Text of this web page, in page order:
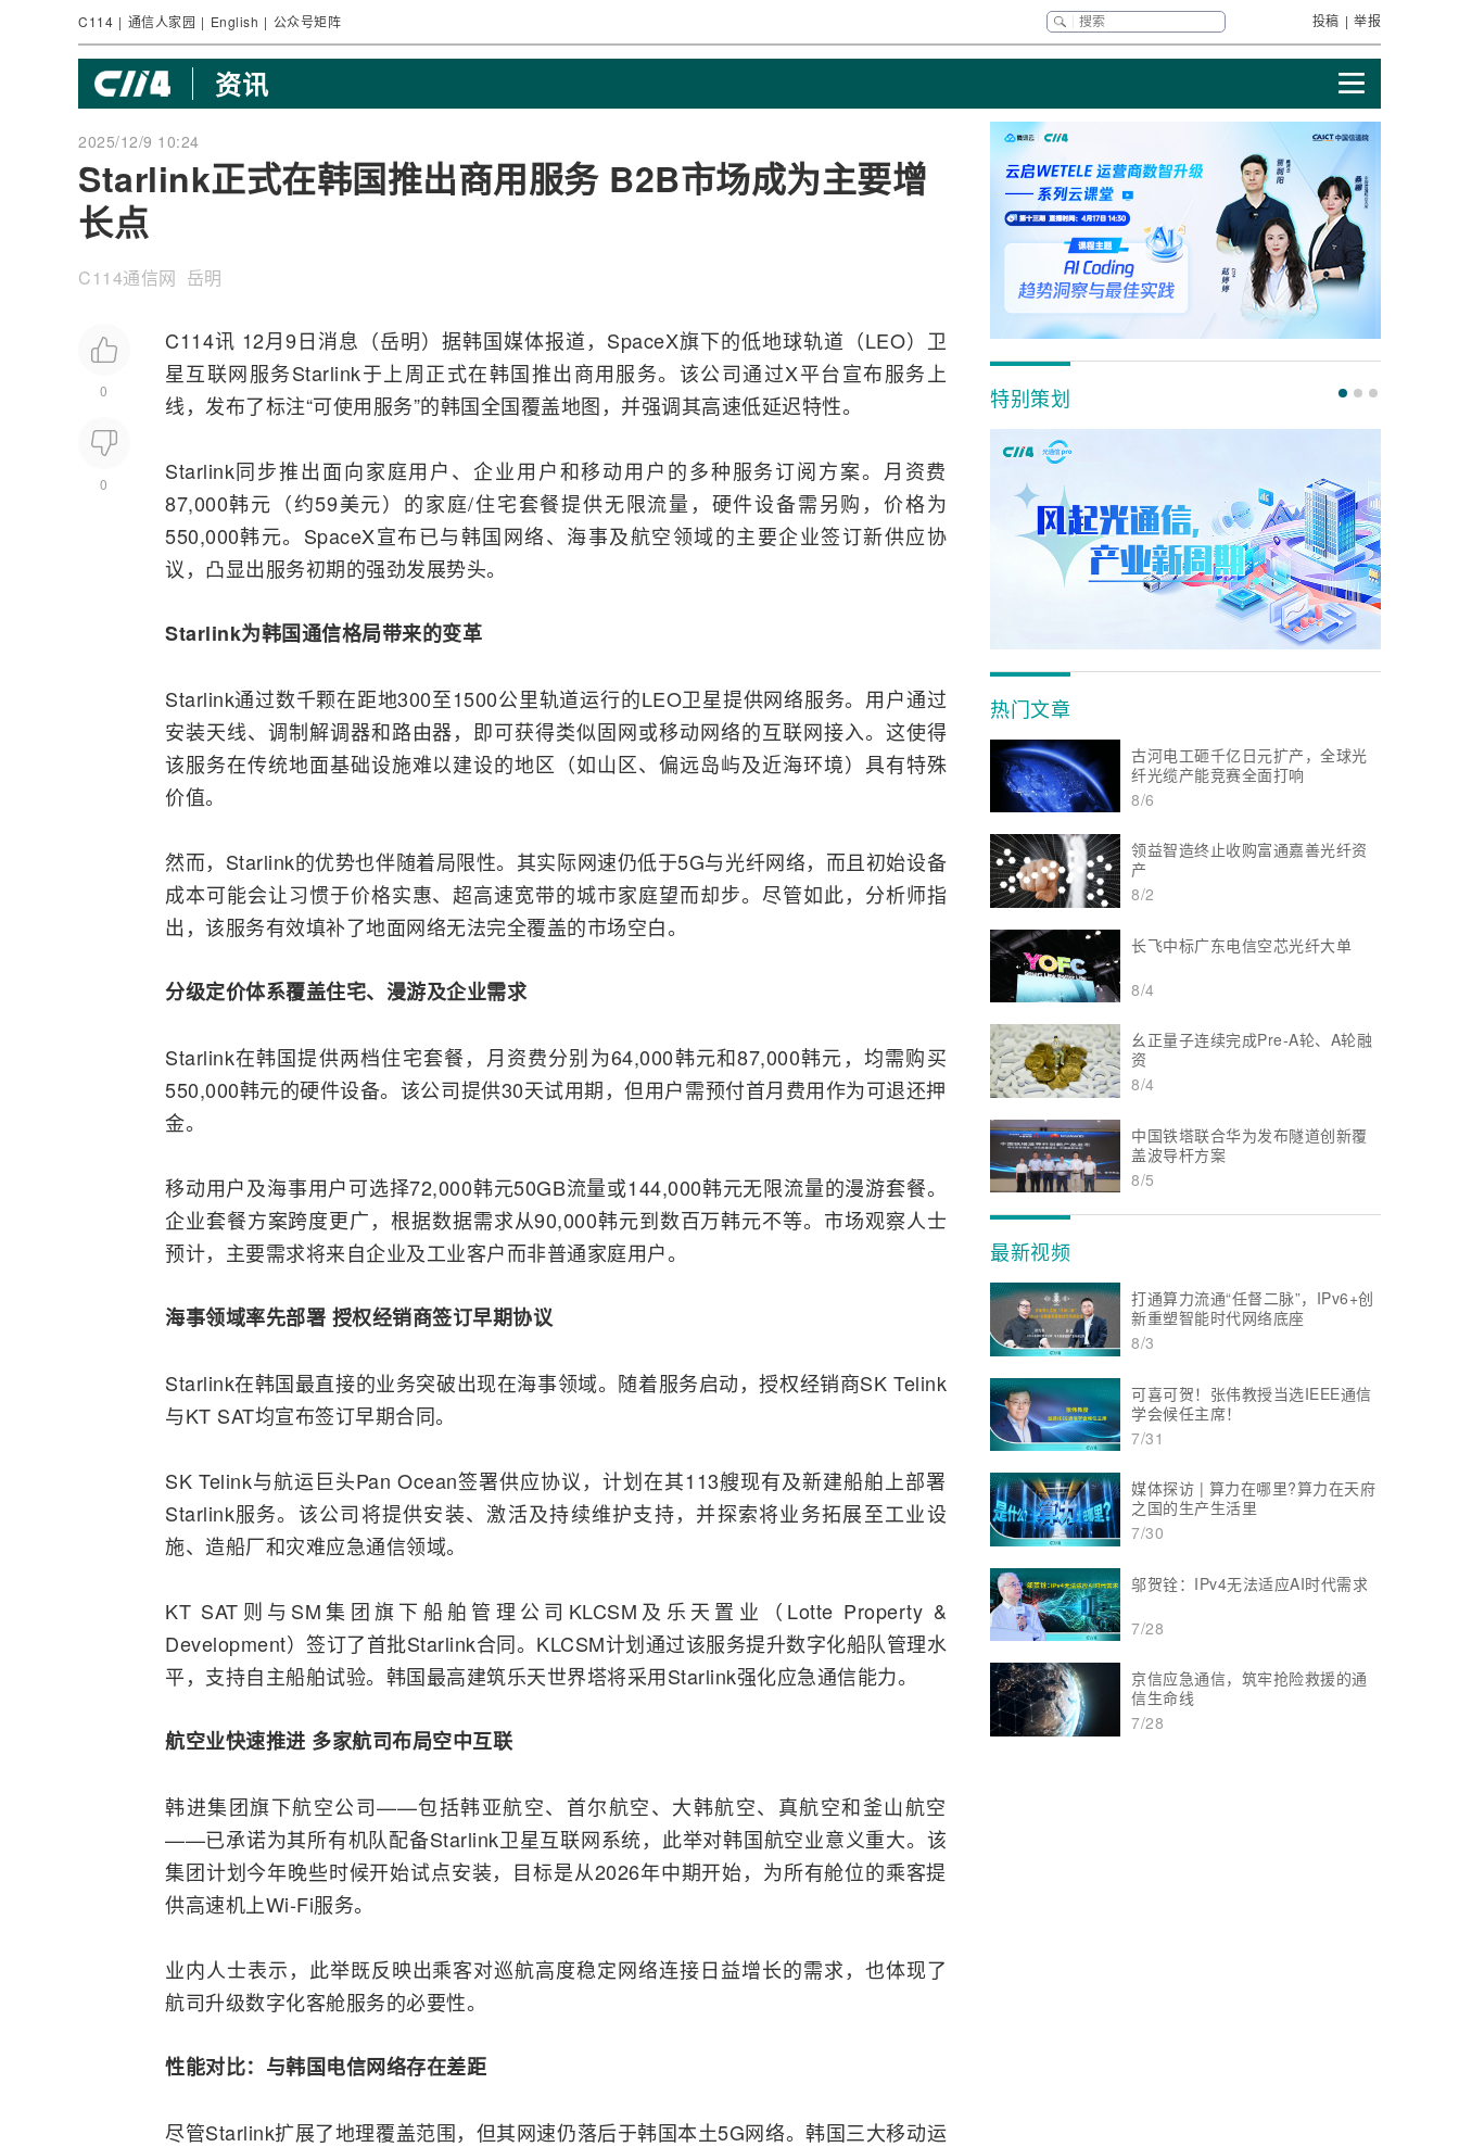
C114 | 通信人家园 | English | 公众号矩阵 投稿 | 举报
资讯
2025/12/9 10:24
Starlink正式在韩国推出商用服务 B2B市场成为主要增
长点
C114通信网 岳明
0
0
C114讯 12月9日消息（岳明）据韩国媒体报道， SpaceX旗下的低地球轨道（LEO） 卫
星互联网服务Starlink于上周正式在韩国推出商用服务。该公司通过X平台宣布服务上
线，发布了标注“可使用服务”的韩国全国覆盖地图，并强调其高速低延迟特性。
Starlink同步推出面向家庭用户、企业用户和移动用户的多种服务订阅方案。月资费
87,000韩元（约59美元）的家庭/住宅套餐提供无限流量，硬件设备需另购，价格为
550,000韩元。SpaceX宣布已与韩国网络、海事及航空领域的主要企业签订新供应协
议，凸显出服务初期的强劲发展势头。
Starlink为韩国通信格局带来的变革
Starlink通过数千颗在距地300至1500公里轨道运行的LEO卫星提供网络服务。用户通过
安装天线、调制解调器和路由器，即可获得类似固网或移动网络的互联网接入。这使得
该服务在传统地面基础设施难以建设的地区（如山区、偏远岛屿及近海环境）具有特殊
价值。
然而，Starlink的优势也伴随着局限性。其实际网速仍低于5G与光纤网络，而且初始设备
成本可能会让习惯于价格实惠、超高速宽带的城市家庭望而却步。尽管如此，分析师指
出，该服务有效填补了地面网络无法完全覆盖的市场空白。
分级定价体系覆盖住宅、 漫游及企业需求
Starlink在韩国提供两档住宅套餐，月资费分别为64,000韩元和87,000韩元，均需购买
550,000韩元的硬件设备。该公司提供30天试用期，但用户需预付首月费用作为可退还押
金。
移动用户及海事用户可选择72,000韩元50GB流量或144,000韩元无限流量的漫游套餐。
企业套餐方案跨度更广，根据数据需求从90,000韩元到数百万韩元不等。市场观察人士
预计，主要需求将来自企业及工业客户而非普通家庭用户。
海事领域率先部署 授权经销商签订早期协议
Starlink在韩国最直接的业务突破出现在海事领域。随着服务启动，授权经销商SK Telink
与KT SAT均宣布签订早期合同。
SK Telink与航运巨头Pan Ocean签署供应协议，计划在其113艘现有及新建船舶上部署
Starlink服务。该公司将提供安装、激活及持续维护支持，并探索将业务拓展至工业设
施、造船厂和灾难应急通信领域。
KT SAT则与SM集团旗下船舶管理公司KLCSM及乐天置业（Lotte Property &
Development）签订了首批Starlink合同。KLCSM计划通过该服务提升数字化船队管理水
平，支持自主船舶试验。韩国最高建筑乐天世界塔将采用Starlink强化应急通信能力。
航空业快速推进 多家航司布局空中互联
韩进集团旗下航空公司——包括韩亚航空、首尔航空、大韩航空、真航空和釜山航空
——已承诺为其所有机队配备Starlink卫星互联网系统，此举对韩国航空业意义重大。该
集团计划今年晚些时候开始试点安装，目标是从2026年中期开始，为所有舱位的乘客提
供高速机上Wi-Fi服务。
业内人士表示，此举既反映出乘客对巡航高度稳定网络连接日益增长的需求，也体现了
航司升级数字化客舱服务的必要性。
性能对比：与韩国电信网络存在差距
尽管Starlink扩展了地理覆盖范围，但其网速仍落后于韩国本土5G网络。韩国三大移动运
特别策划
热门文章
古河电工砸千亿日元扩产，全球光
纤光缆产能竞赛全面打响
8/6
领益智造终止收购富通嘉善光纤资
产
8/2
长飞中标广东电信空芯光纤大单
8/4
幺正量子连续完成Pre-A轮、A轮融
资
8/4
中国铁塔联合华为发布隧道创新覆
盖波导杆方案
8/5
最新视频
打通算力流通“任督二脉”，IPv6+创
新重塑智能时代网络底座
8/3
可喜可贺！张伟教授当选IEEE通信
学会候任主席！
7/31
媒体探访 | 算力在哪里?算力在天府
之国的生产生活里
7/30
邬贺铨：IPv4无法适应AI时代需求
7/28
京信应急通信，筑牢抢险救援的通
信生命线
7/28